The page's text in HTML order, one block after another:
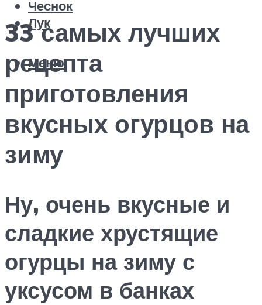
Чеснок
Лук
Меню
33 самых лучших
рецепта
приготовления
вкусных огурцов на
зиму
Ну, очень вкусные и
сладкие хрустящие
огурцы на зиму с
уксусом в банках